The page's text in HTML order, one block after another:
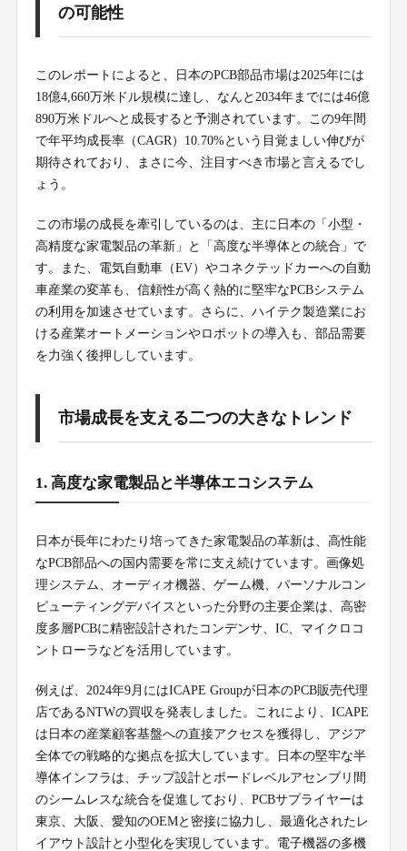
の可能性
このレポートによると、日本のPCB部品市場は2025年には
18億4,660万米ドル規模に達し、なんと2034年までには46億
890万米ドルへと成長すると予測されています。この9年間
で年平均成長率（CAGR）10.70%という目覚ましい伸びが
期待されており、まさに今、注目すべき市場と言えるでし
ょう。
この市場の成長を牽引しているのは、主に日本の「小型・
高精度な家電製品の革新」と「高度な半導体との統合」で
す。また、電気自動車（EV）やコネクテッドカーへの自動
車産業の変革も、信頼性が高く熱的に堅牢なPCBシステム
の利用を加速させています。さらに、ハイテク製造業にお
ける産業オートメーションやロボットの導入も、部品需要
を力強く後押ししています。
市場成長を支える二つの大きなトレンド
1. 高度な家電製品と半導体エコシステム
日本が長年にわたり培ってきた家電製品の革新は、高性能
なPCB部品への国内需要を常に支え続けています。画像処
理システム、オーディオ機器、ゲーム機、パーソナルコン
ピューティングデバイスといった分野の主要企業は、高密
度多層PCBに精密設計されたコンデンサ、IC、マイクロコ
ントローラなどを活用しています。
例えば、2024年9月にはICAPE Groupが日本のPCB販売代理
店であるNTWの買収を発表しました。これにより、ICAPE
は日本の産業顧客基盤への直接アクセスを獲得し、アジア
全体での戦略的な拠点を拡大しています。日本の堅牢な半
導体インフラは、チップ設計とボードレベルアセンブリ間
のシームレスな統合を促進しており、PCBサプライヤーは
東京、大阪、愛知のOEMと密接に協力し、最適化されたレ
イアウト設計と小型化を実現しています。電子機器の多機